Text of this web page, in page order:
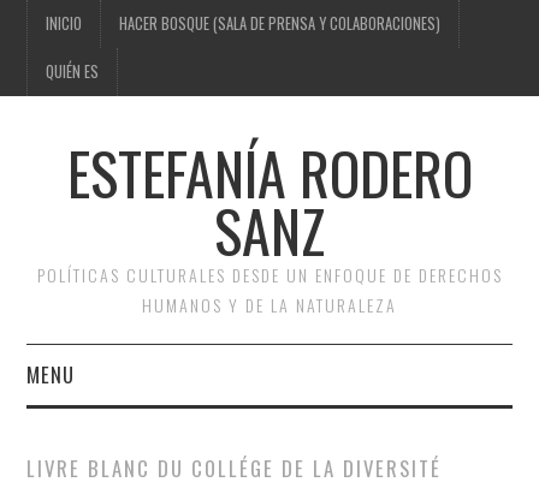
INICIO HACER BOSQUE (SALA DE PRENSA Y COLABORACIONES)
QUIÉN ES
ESTEFANÍA RODERO
SANZ
POLÍTICAS CULTURALES DESDE UN ENFOQUE DE DERECHOS
HUMANOS Y DE LA NATURALEZA
MENU
LIVRE BLANC DU COLLÉGE DE LA DIVERSITÉ